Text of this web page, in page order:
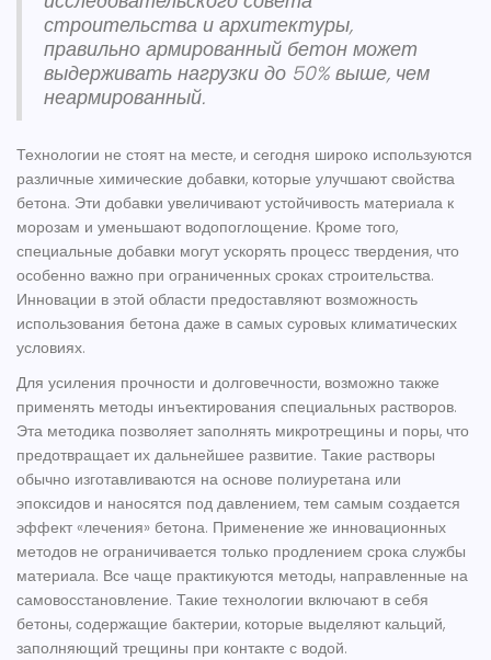
строительства и архитектуры,
правильно армированный бетон может
выдерживать нагрузки до 50% выше, чем
неармированный.
Технологии не стоят на месте, и сегодня широко используются
различные химические добавки, которые улучшают свойства
бетона. Эти добавки увеличивают устойчивость материала к
морозам и уменьшают водопоглощение. Кроме того,
специальные добавки могут ускорять процесс твердения, что
особенно важно при ограниченных сроках строительства.
Инновации в этой области предоставляют возможность
использования бетона даже в самых суровых климатических
условиях.
Для усиления прочности и долговечности, возможно также
применять методы инъектирования специальных растворов.
Эта методика позволяет заполнять микротрещины и поры, что
предотвращает их дальнейшее развитие. Такие растворы
обычно изготавливаются на основе полиуретана или
эпоксидов и наносятся под давлением, тем самым создается
эффект «лечения» бетона. Применение же инновационных
методов не ограничивается только продлением срока службы
материала. Все чаще практикуются методы, направленные на
самовосстановление. Такие технологии включают в себя
бетоны, содержащие бактерии, которые выделяют кальций,
заполняющий трещины при контакте с водой.